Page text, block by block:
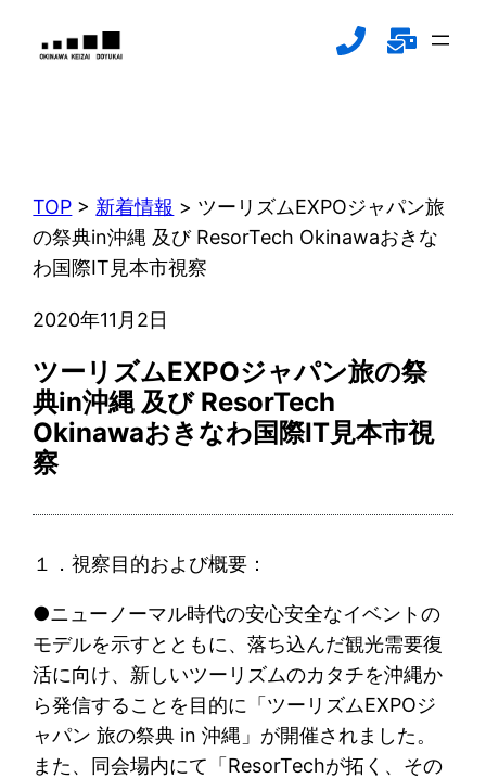
TOP > 新着情報 > ツーリズムEXPOジャパン旅
の祭典in沖縄 及び ResorTech Okinawaおきな
わ国際IT見本市視察
2020年11月2日
ツーリズムEXPOジャパン旅の祭
典in沖縄 及び ResorTech
Okinawaおきなわ国際IT見本市視
察
１．視察目的および概要：
●ニューノーマル時代の安心安全なイベントの
モデルを示すとともに、落ち込んだ観光需要復
活に向け、新しいツーリズムのカタチを沖縄か
ら発信することを目的に「ツーリズムEXPOジ
ャパン 旅の祭典 in 沖縄」が開催されました。
また、同会場内にて「ResorTechが拓く、その